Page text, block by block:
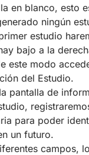
en blanco, esto
ningún
estudio
bajo a la
este modo
del Estudio.
pantalla de
para poder
un futuro.
campos,